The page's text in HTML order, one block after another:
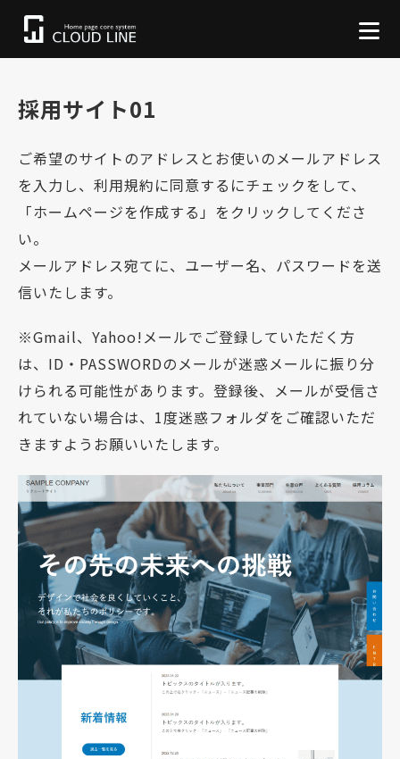
採用サイト01
ご希望のサイトのアドレスとお使いのメールアドレス
を入力し、利用規約に同意するにチェックをして、
「ホームページを作成する」をクリックしてくださ
い。
メールアドレス宛てに、ユーザー名、パスワードを送
信いたします。
※Gmail、Yahoo!メールでご登録していただく方
は、ID・PASSWORDのメールが迷惑メールに振り分
けられる可能性があります。登録後、メールが受信さ
れていない場合は、1度迷惑フォルダをご確認いただ
きますようお願いいたします。